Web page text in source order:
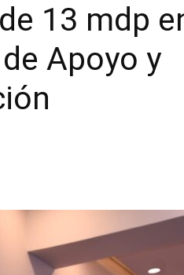
13 mdp
Apoyo y